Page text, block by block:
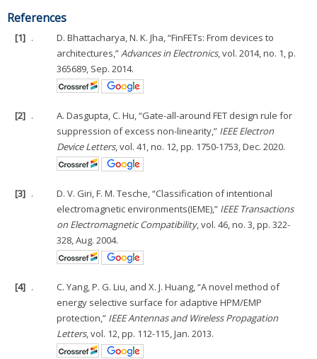
References
[1] .
D. Bhattacharya, N. K. Jha, “FinFETs: From devices to
architectures,”Advances in Electronics, vol. 2014, no. 1, p.
365689, Sep. 2014.
[2] .
A. Dasgupta, C. Hu, “Gate-all-around FET design rule for
suppression of excess non-linearity,” IEEE Electron
Device Letters, vol. 41, no. 12, pp. 1750-1753, Dec. 2020.
[3] .
D. V. Giri, F. M. Tesche, “Classification of intentional
electromagnetic environments(IEME),” IEEE Transactions
on Electromagnetic Compatibility, vol. 46, no. 3, pp. 322-
328, Aug. 2004.
[4] .
C. Yang, P. G. Liu, and X. J. Huang, “A novel method of
energy selective surface for adaptive HPM/EMP
protection,” IEEE Antennas and Wireless Propagation
Letters, vol. 12, pp. 112-115, Jan. 2013.